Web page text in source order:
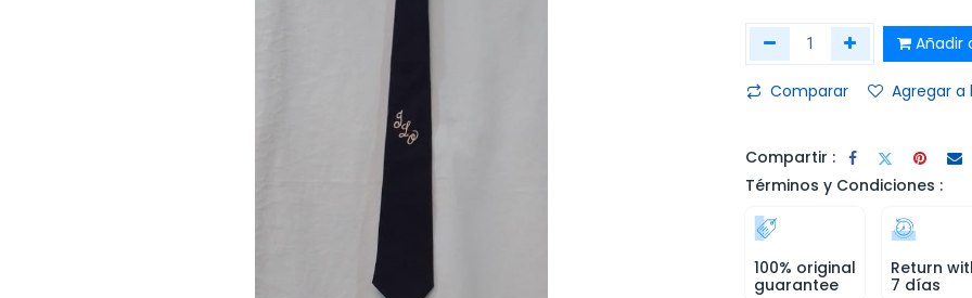
Añadir
Comparar Agregar a
Compartir :
Términos y Condiciones :
100% original
guarantee
Return
7 días